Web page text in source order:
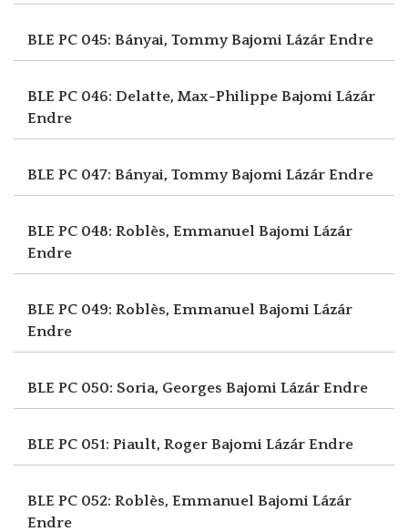
BLE PC 045: Bányai, TommyBajomi Lázár Endre
BLE PC 046: Delatte, Max-Philippe Bajomi Lázár
Endre
BLE PC 047: Bányai, TommyBajomi Lázár Endre
BLE PC 048: Roblès, Emmanuel Bajomi Lázár
Endre
BLE PC 049: Roblès, Emmanuel Bajomi Lázár
Endre
BLE PC 050: Soria, Georges Bajomi Lázár Endre
BLE PC 051: Piault, Roger Bajomi Lázár Endre
BLE PC 052: Roblès, Emmanuel Bajomi Lázár
Endre